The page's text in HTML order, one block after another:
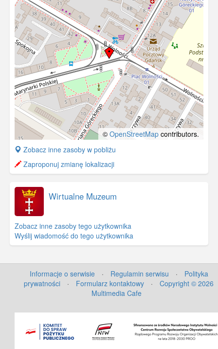
© OpenStreetMap contributors.
+
−
Zobacz inne zasoby w pobliżu
Zaproponuj zmianę lokalizacji
Wirtualne Muzeum
Zobacz inne zasoby tego użytkownika
Wyślij wiadomość do tego użytkownika
Informacje o serwisie · Regulamin serwisu ·
Polityka
prywatności
· Formularz kontaktowy ·
Copyright © 2026
Multimedia Cafe